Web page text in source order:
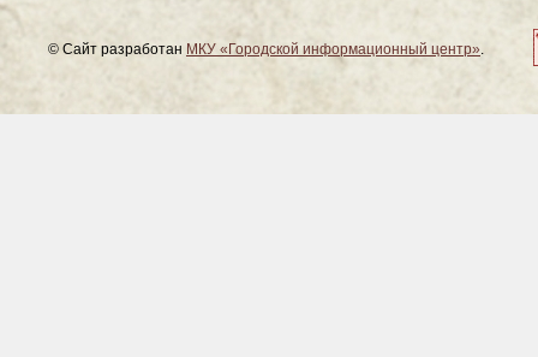
© Сайт разработан МКУ «Городской информационный центр».